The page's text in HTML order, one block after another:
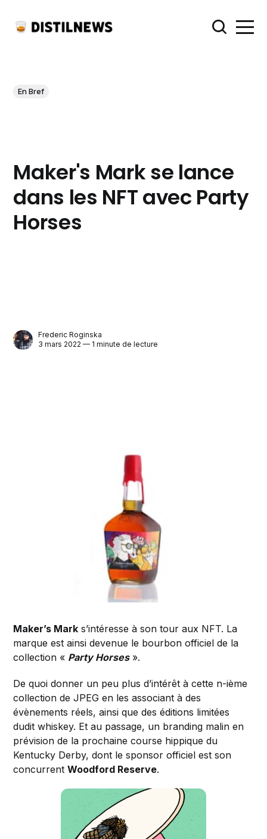
En Bref
Maker's Mark se lance
dans les NFT avec Party
Horses
Frederic Roginska
3 mars 2022 — 1 minute de lecture
Maker’s Mark s’intéresse à son tour aux NFT. La
marque est ainsi devenue le bourbon officiel de la
collection « Party Horses».
De quoi donner un peu plus d’intérêt à cette n-ième
collection de JPEG en les associant à des
évènements réels, ainsi que des éditions limitées
dudit whiskey. Et au passage, un branding malin en
prévision de la prochaine course hippique du
Kentucky Derby, dont le sponsor officiel est son
concurrentWoodford Reserve.